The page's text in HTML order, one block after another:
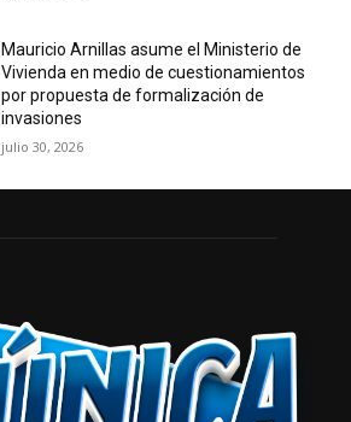
Mauricio Arnillas asume el Ministerio de
Vivienda en medio de cuestionamientos
por propuesta de formalización de
invasiones
julio 30, 2026